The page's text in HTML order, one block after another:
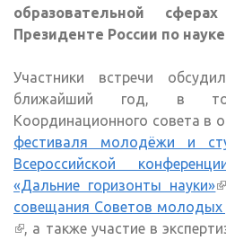
образовательной
Президенте России по
Участники встречи
ближайший год, в
Координационного совета в
фестиваля молодёжи и
Всероссийской
«Дальние горизонты науки»
совещания Советов молодых
(внешняя ссылка)
, а также участие в